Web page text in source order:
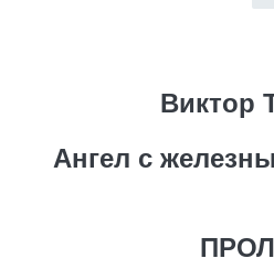
Виктор
Ангел с